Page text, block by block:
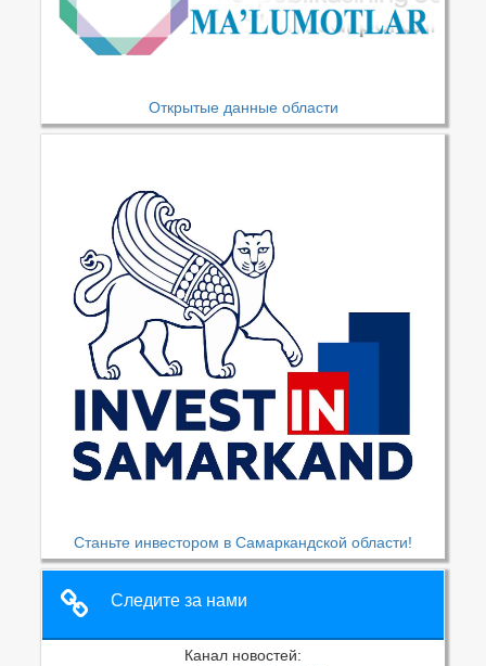
Открытые данные области
Станьте инвестором в Самаркандской области!
Следите за нами
Канал новостей: